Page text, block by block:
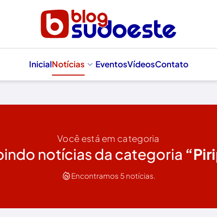
InicialNotícias EventosVídeosContato
Você está em categoria
notícias da categoria
Encontramos 5 notícias.